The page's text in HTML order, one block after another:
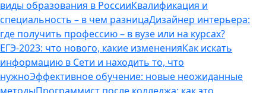
виды образования в РоссииКвалификация и
специальность – в чем разницаДизайнер интерьера:
где получить профессию – в вузе или на курсах?
ЕГЭ-2023: что нового, какие измененияКак искать
информацию в Сети и находить то, что
нужноЭффективное обучение: новые неожиданные